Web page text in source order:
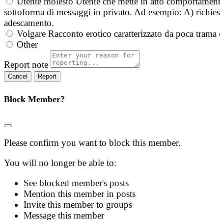
sottoforma di messaggi in privato. Ad esempio: A)
adescamento.
Volgare Racconto erotico caratterizzato da poca
Other
Report note
Report
Block Member?
Please confirm you want to block this member.
You will no longer be able to:
See blocked member's posts
Mention this member in posts
Invite this member to groups
Message this member